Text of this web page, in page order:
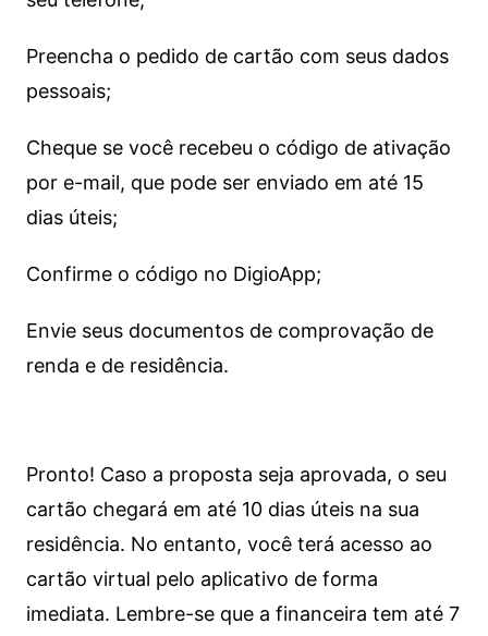
Preencha o pedido de cartão com seus dados
pessoais;
Cheque se você recebeu o código de ativação
por e-mail, que pode ser enviado em até 15
dias úteis;
Confirme o código no DigioApp;
Envie seus documentos de comprovação de
renda e de residência.
Pronto! Caso a proposta seja aprovada, o seu
cartão chegará em até 10 dias úteis na sua
residência. No entanto, você terá acesso ao
cartão virtual pelo aplicativo de forma
imediata. Lembre-se que a financeira tem até 7